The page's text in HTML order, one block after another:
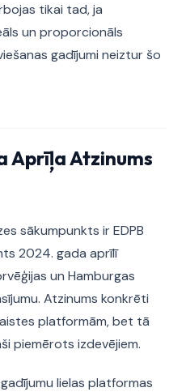
tikai tad, ja
un proporcionāls
gadījumi neiztur šo
Aprīļa Atzinums
sākumpunkts ir EDPB
2024. gada aprīlī
un Hamburgas
Atzinums konkrēti
platformām, bet tā
piemērots izdevējiem.
lielas platformas